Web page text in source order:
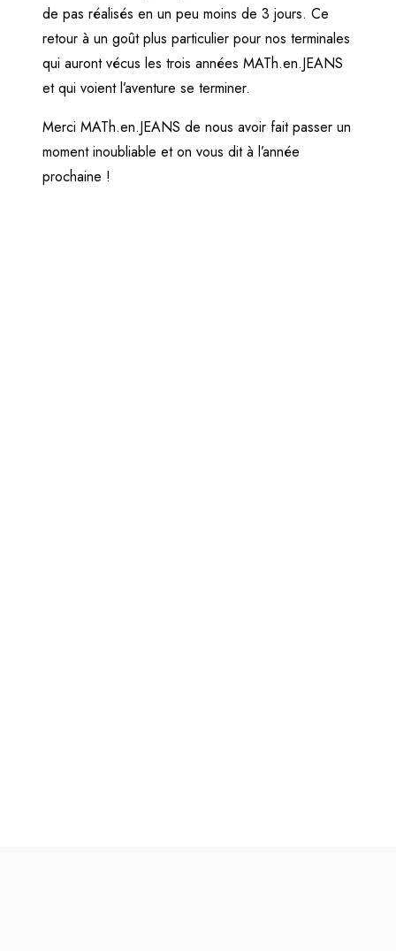
de pas réalisés en un peu moins de 3 jours. Ce
retour à un goût plus particulier pour nos terminales
qui auront vécus les trois années MATh.en.JEANS
et qui voient l’aventure se terminer.
Merci MATh.en.JEANS de nous avoir fait passer un
moment inoubliable et on vous dit à l’année
prochaine !